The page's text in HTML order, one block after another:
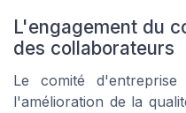
L'engagement du
des collaborateurs
Le comité
l'amélioration de la